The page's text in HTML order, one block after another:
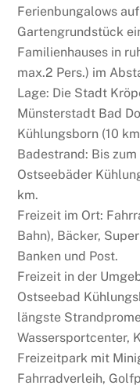
Ferienbungalows
Gartengrundstück
Familienhauses in
max.2 Pers.) im
Lage: Die Stadt
Münsterstadt Bad
Kühlungsborn (10
Badestrand: Bis
Ostseebäder
km.
Freizeit im Ort:
Bahn), Bäcker,
Banken und Post.
Freizeit in der
Ostseebad
längste
Wassersportcenter,
Freizeitpark mit
Fahrradverleih,